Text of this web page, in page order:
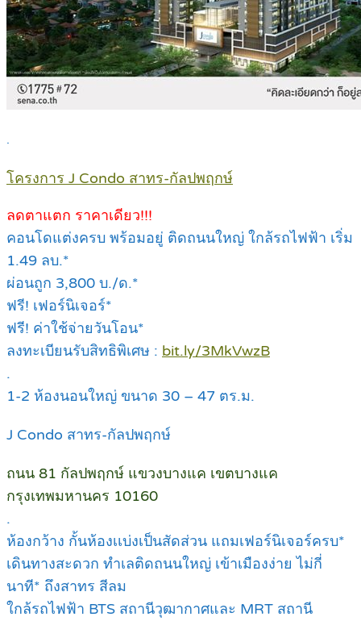
.
โครงการ J Condo สาทร-กัลปพฤกษ์
ลดตาแตก ราคาเดียว!!!
คอนโดแต่งครบ พร้อมอยู่ ติดถนนใหญ่ ใกล้รถไฟฟ้า เริ่ม
1.49 ลบ.*
ผ่อนถูก 3,800 บ./ด.*
ฟรี! เฟอร์นิเจอร์*
ฟรี! ค่าใช้จ่ายวันโอน*
ลงทะเบียนรับสิทธิพิเศษ : bit.ly/3MkVwzB
.
1-2 ห้องนอนใหญ่ ขนาด 30 – 47 ตร.ม.
J Condo สาทร-กัลปพฤกษ์
ถนน 81 กัลปพฤกษ์ แขวงบางแค เขตบางแค
กรุงเทพมหานคร 10160
.
ห้องกว้าง กั้นห้องเเบ่งเป็นสัดส่วน แถมเฟอร์นิเจอร์ครบ*
เดินทางสะดวก ทำเลติดถนนใหญ่ เข้าเมืองง่าย ไม่กี่
นาที* ถึงสาทร สีลม
ใกล้รถไฟฟ้า BTS สถานีวุฒากาศและ MRT สถานี